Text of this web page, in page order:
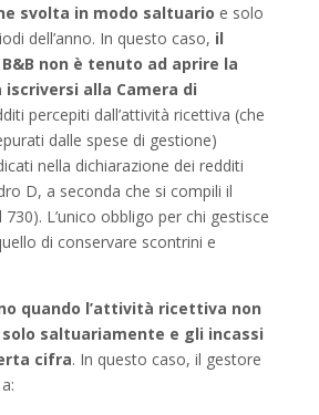
svolta in modo saltuario e solo
dell’anno. In questo caso, il
non è tenuto ad aprire la
iscriversi alla Camera di
percepiti dall’attività ricettiva (che
dalle spese di gestione)
nella dichiarazione dei redditi
D, a seconda che si compili il
L’unico obbligo per chi gestisce
di conservare scontrini e
quando l’attività ricettiva non
saltuariamente e gli incassi
cifra. In questo caso, il gestore